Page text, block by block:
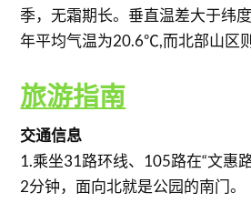
季，无霜期长。垂直温差大于纬
年平均气温为20.6℃,而北部山区
旅游指南
交通信息
1.乘坐31路环线、105路在“文惠
2分钟，面向北就是公园的南门。